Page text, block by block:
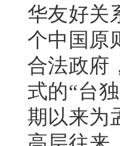
华友好关
个中国原
合法政府
式的“台
期以来为